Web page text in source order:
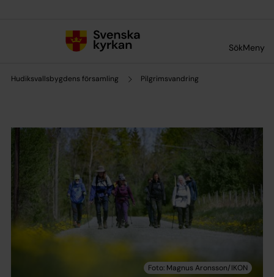
SökMeny
Hudiksvallsbygdens församling Pilgrimsvandring